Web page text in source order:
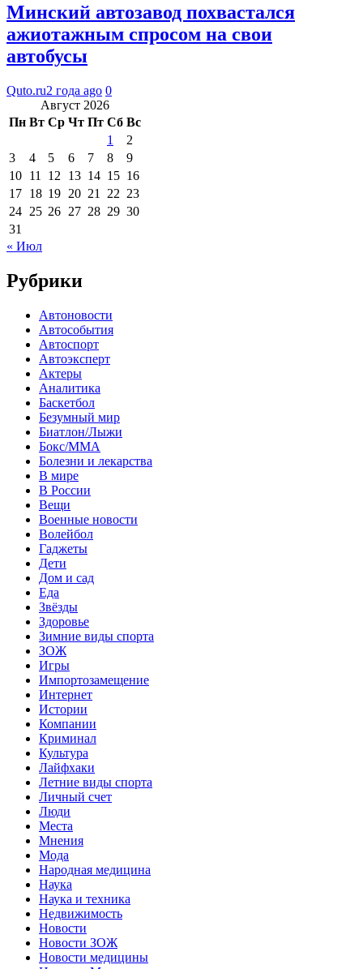
Минский автозавод похвастался
ажиотажным спросом на свои
автобусы
Quto.ru2 года ago 0
Август 2026
Пн Вт Ср Чт Пт Сб Вс
1
2
3
4 5 6 7 8
9
10 11 12 13 14 15 16
17 18 19 20 21 22 23
24 25 26 27 28 29 30
31
« Июл
Рубрики
Автоновости
Автособытия
Автоспорт
Автоэксперт
Актеры
Аналитика
Баскетбол
Безумный мир
Биатлон/Лыжи
Бокс/MMA
Болезни и лекарства
В мире
В России
Вещи
Военные новости
Волейбол
Гаджеты
Дети
Дом и сад
Еда
Звёзды
Здоровье
Зимние виды спорта
ЗОЖ
Игры
Импортозамещение
Интернет
Истории
Компании
Криминал
Культура
Лайфхаки
Летние виды спорта
Личный счет
Люди
Места
Мнения
Мода
Народная медицина
Наука
Наука и техника
Недвижимость
Новости
Новости ЗОЖ
Новости медицины